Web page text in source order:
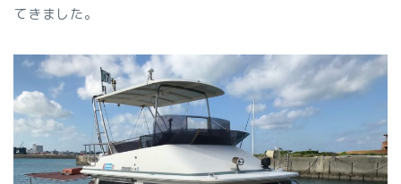
てきました。